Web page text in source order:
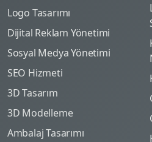
Logo Tasarımı
Dijital Reklam Yönetimi
Sosyal Medya Yönetimi
SEO Hizmeti
3D Tasarım
3D Modelleme
Ambalaj Tasarımı